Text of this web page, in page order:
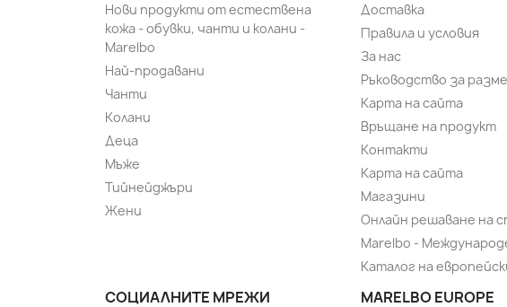
Нови продукти от естествена
кожа - обувки, чанти и колани -
Marelbo
Най-продавани
Чанти
Колани
Деца
Мъже
Тийнейджъри
Жени
Доставка
Правила и условия
За нас
Ръководство за
Карта на сайта
Връщане на продукт
Контакти
Карта на сайта
Магазини
Онлайн решаване на
Marelbo -
Каталог на
СОЦИАЛНИТЕ МРЕЖИ MARELBO EUROPE